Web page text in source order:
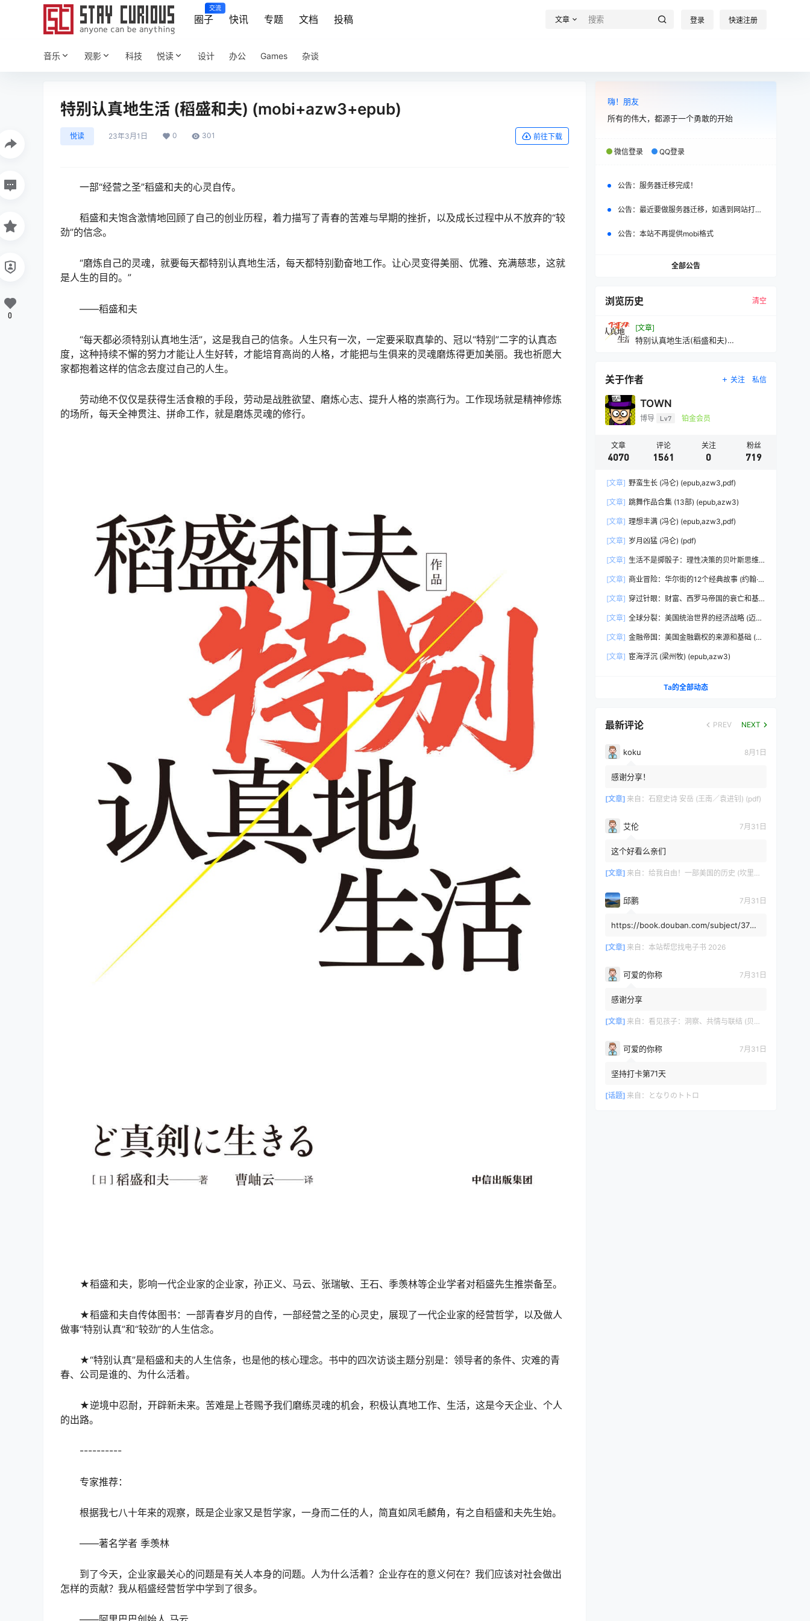
圈子
交流
快讯 专题 文档 投稿 文章 登录 快速注册
音乐 观影 科技 悦读 设计 办公 Games 杂谈
特别认真地生活 (稻盛和夫) (mobi+azw3+epub)
悦读 23年3月1日 0 301 前往下载
一部“经营之圣”稻盛和夫的心灵自传。
稻盛和夫饱含激情地回顾了自己的创业历程，着力描写了青春的苦难与早期的挫折，以及成长过程中从不放弃的“较
劲”的信念。
“磨炼自己的灵魂，就要每天都特别认真地生活，每天都特别勤奋地工作。让心灵变得美丽、优雅、充满慈悲，这就
是人生的目的。”
——稻盛和夫
“每天都必须特别认真地生活”，这是我自己的信条。人生只有一次，一定要采取真挚的、冠以“特别”二字的认真态
度，这种持续不懈的努力才能让人生好转，才能培育高尚的人格，才能把与生俱来的灵魂磨炼得更加美丽。我也祈愿大
家都抱着这样的信念去度过自己的人生。
劳动绝不仅仅是获得生活食粮的手段，劳动是战胜欲望、磨炼心志、提升人格的崇高行为。工作现场就是精神修炼
的场所，每天全神贯注、拼命工作，就是磨炼灵魂的修行。
★稻盛和夫，影响一代企业家的企业家，孙正义、马云、张瑞敏、王石、季羡林等企业学者对稻盛先生推崇备至。
★稻盛和夫自传体图书：一部青春岁月的自传，一部经营之圣的心灵史，展现了一代企业家的经营哲学，以及做人
做事“特别认真”和“较劲”的人生信念。
★“特别认真”是稻盛和夫的人生信条，也是他的核心理念。书中的四次访谈主题分别是：领导者的条件、灾难的青
春、公司是谁的、为什么活着。
★逆境中忍耐，开辟新未来。苦难是上苍赐予我们磨练灵魂的机会，积极认真地工作、生活，这是今天企业、个人
的出路。
----------
专家推荐：
根据我七八十年来的观察，既是企业家又是哲学家，一身而二任的人，简直如凤毛麟角，有之自稻盛和夫先生始。
——著名学者 季羡林
到了今天，企业家最关心的问题是有关人本身的问题。人为什么活着？企业存在的意义何在？我们应该对社会做出
怎样的贡献？我从稻盛经营哲学中学到了很多。
0
嗨！朋友
所有的伟大，都源于一个勇敢的开始
微信登录 QQ登录
公告： 服务器迁移完成！
公告： 最近要做服务器迁移，如遇到网站打不开，请改日再试。
公告： 本站不再提供mobi格式
全部公告
浏览历史 清空
[文章]
特别认真地生活(稻盛和夫)
关于作者 关注 私信
TOWN
博导 Lv7 铂金会员
文章
4070
评论
1561
关注
0
粉丝
719
[文章] 野蛮生长 (冯仑) (epub,azw3,pdf)
[文章] 跳舞作品合集 (13部) (epub,azw3)
[文章] 理想丰满 (冯仑) (epub,azw3,pdf)
[文章] 岁月凶猛 (冯仑) (pdf)
[文章] 生活不是掷骰子：理性决策的贝叶斯思维
[文章] 商业冒险：华尔街的12个经典故事 (约翰·布
[文章] 穿过针眼：财富、西罗马帝国的衰亡和基
(epub,azw3,pdf)
[文章] 全球分裂：美国统治世界的经济战略 (迈克
[文章] 金融帝国：美国金融霸权的来源和基础 (迈
[文章] 宦海浮沉 (梁州牧) (epub,azw3)
Ta的全部动态
最新评论 PREV NEXT
koku 8月1日
感谢分享！
[文章] 来自： 石窟史诗 安岳 (王南／袁进钊) (pdf)
艾伦 7月31日
这个好看么亲们
[文章] 来自： 给我自由！一部美国的历史 (坎里克·方纳／埃里克·方纳) (mobi+azw3+epub)
邱鹏 7月31日
https://book.douban.com/subject/3725
[文章] 来自： 本站帮您找电子书 2026
可爱的你称 7月31日
感谢分享
[文章] 来自： 看见孩子：洞察、共情与联结 (贝姬·肯尼迪) (mobi,azw3,epub)
可爱的你称 7月31日
坚持打卡第71天
[话题] 来自： となりのトトロ